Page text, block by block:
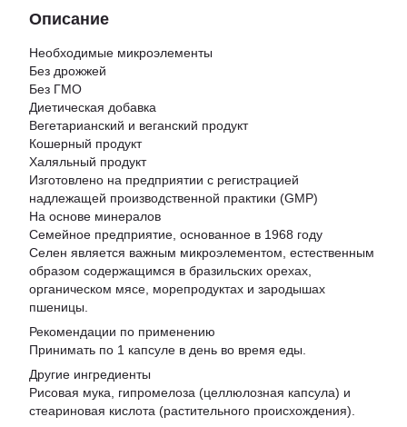
Описание
Необходимые микроэлементы
Без дрожжей
Без ГМО
Диетическая добавка
Вегетарианский и веганский продукт
Кошерный продукт
Халяльный продукт
Изготовлено на предприятии с регистрацией
надлежащей производственной практики (GMP)
На основе минералов
Семейное предприятие, основанное в 1968 году
Селен является важным микроэлементом, естественным
образом содержащимся в бразильских орехах,
органическом мясе, морепродуктах и ​​зародышах
пшеницы.
Рекомендации по применению
Принимать по 1 капсуле в день во время еды.
Другие ингредиенты
Рисовая мука, гипромелоза (целлюлозная капсула) и
стеариновая кислота (растительного происхождения).